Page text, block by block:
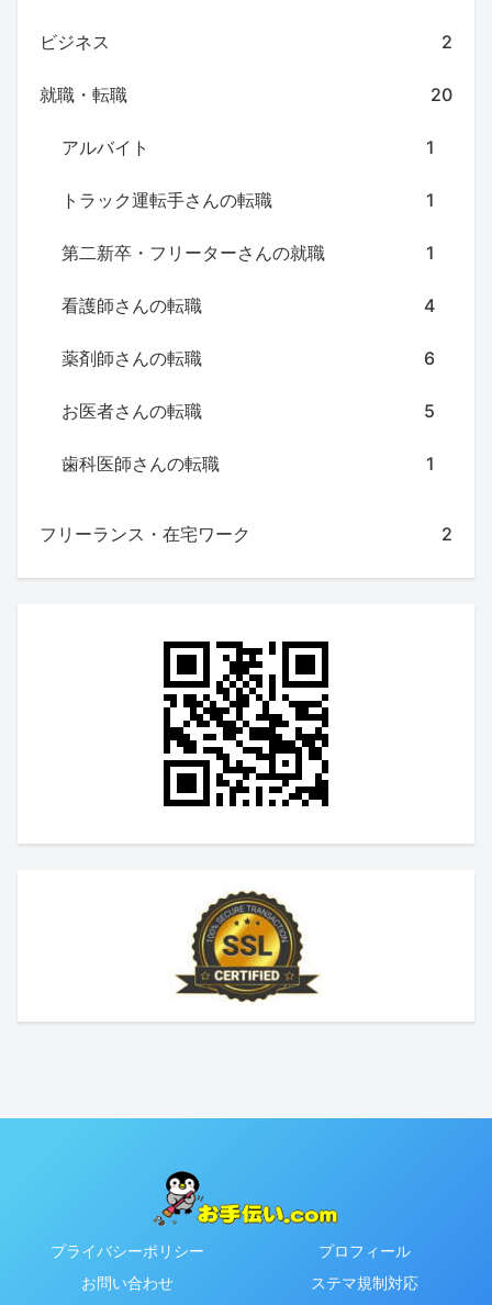
ビジネス 2
就職・転職 20
アルバイト 1
トラック運転手さんの転職 1
第二新卒・フリーターさんの就職 1
看護師さんの転職 4
薬剤師さんの転職 6
お医者さんの転職 5
歯科医師さんの転職 1
フリーランス・在宅ワーク 2
プライバシーポリシー
プロフィール
お問い合わせ
ステマ規制対応